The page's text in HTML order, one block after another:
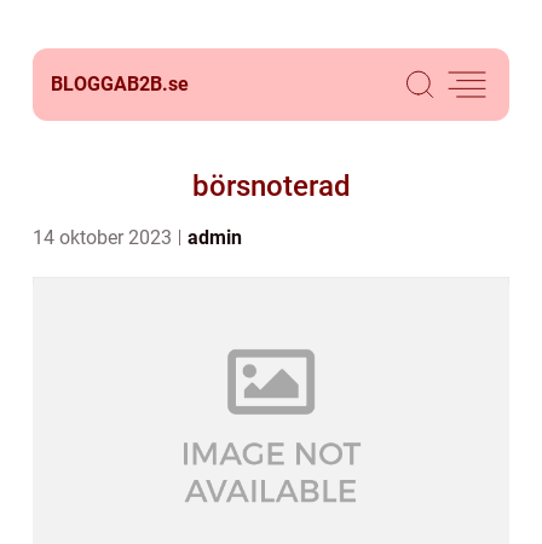
BLOGGAB2B.se
börsnoterad
14 oktober 2023 admin